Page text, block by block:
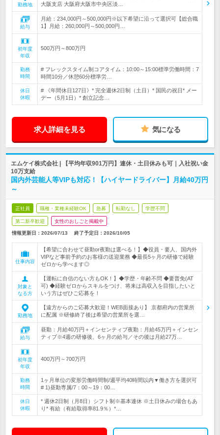
勤務地
大阪支店 大阪府大阪市中央区淡…
給与
月給：234,000円～500,000円※以下希望に沿って選択可【総合職
1】月給：260,000円～500,000円…
初年度
年収
500万円～800万円
勤務
時間
# フレックスタイム制コアタイム：10:00～15:00標準労働時間：7
時間10分／休憩60分標準労…
休日
休暇
# 《年間休日127日》* 完全週休2日制（土日）* 国民の祝日* メー
デー（5月1日）* 創立記念…
求人詳細を見る 気になる
エムケイ株式会社 | 【平均年収901万円】連休・土日休みも可｜入社祝い金
10万支給
国内外芸能人等VIPも対応！【ハイヤードライバー】月給40万円
～
正社員 職種・業種未経験OK 急募 転勤なし 学歴不問
第二新卒歓迎 女性のおしごと掲載中
情報更新日：2026/07/13 終了予定日： 2026/10/05
仕事内容
【希望に合わせて昼勤or夜勤は選べる！】◆役員・要人、国内外
VIPなど事前予約のお客様の送迎業務 ◆最長5ヶ月の研修で経験
ゼロから学べます◎
対象と
なる方
【運転に自信のない方もOK！】◆学歴・年齢不問 ◆要普免(AT
可) ◆経験ゼロからスキルをつけ、将来は高収入を目指したいと
いう方はぜひご応募を！
勤務地
【遠方からのご応募大歓迎！WEB面接あり】 京都府内の営業所
に配属 ※研修終了後は希望の営業所を選…
給与
昼勤：月給40万円＋インセンティブ夜勤：月給45万円＋インセン
ティブ※4週の研修後、6ヶ月の給与／その後は月給27万…
初年度
年収
400万円～700万円
勤務
時間
1ヶ月単位の変形労働時間制/週平均40時間以内▼働き方を選択可
# 1)昼勤専属/7：00～19：00…
休日
休暇
* 週休2日制（月8日）シフト制※基本連休 ※土日休みの場合もあ
り* 有給（有給取得率81.9％）*…